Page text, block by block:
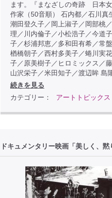
ます。『まなざしの奇跡 日本
作家（50音順） 石内都／石川真
潮田登久子／岡上淑子／岡部桃
理／川内倫子／小松浩子／今道
子／杉浦邦恵／多和田有希／常
楢橋朝子／西村多美子／蜷川実
子／原美樹子／ヒロミックス／
山沢栄子／米田知子／渡辺眸 島
続きを見る
カテゴリー：
アートトピックス
ドキュメンタリー映画「美しく、黙